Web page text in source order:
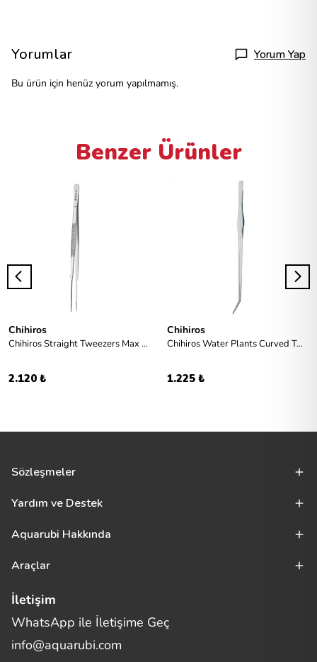
Yorumlar Yorum Yap
Bu ürün için henüz yorum yapılmamış.
Benzer Ürünler
Chihiros
Chihiros Straight Tweezers Max - 30cm
2.120 ₺
Chihiros
Chihiros Water Plants Curved Tweezers 33cm
1.225 ₺
Sözleşmeler
Yardım ve Destek
Aquarubi Hakkında
Araçlar
İletişim
WhatsApp ile İletişime Geç
info@aquarubi.com
Merhaba! Size nasıl yardımcı
olabilirim?